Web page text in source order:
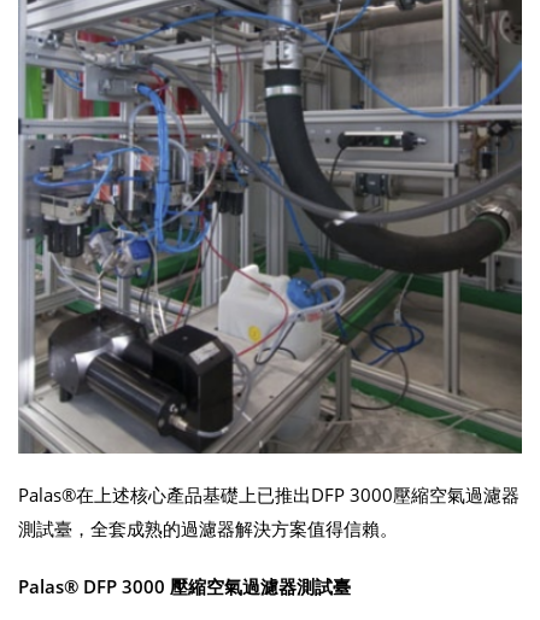
Palas®在上述核心產品基礎上已推出DFP 3000壓縮空氣過濾器
測試臺，全套成熟的過濾器解決方案值得信賴。
Palas® DFP 3000 壓縮空氣過濾器測試臺